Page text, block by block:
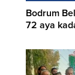
Bodrum
72 aya